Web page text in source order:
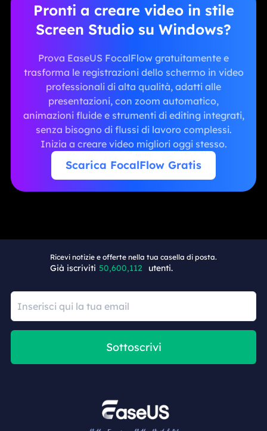
Pronti a creare video in stile
Screen Studio su Windows?
Prova EaseUS FocalFlow gratuitamente e
trasforma le registrazioni dello schermo in video
professionali di alta qualità, adatti alle
presentazioni, con zoom automatico,
animazioni fluide e strumenti di editing integrati,
senza bisogno di flussi di lavoro complessi.
Inizia a creare video migliori oggi stesso.
Scarica FocalFlow Gratis
Ricevi notizie e offerte nella tua casella di posta.
Già iscriviti 50,600,112 utenti.
Sottoscrivi